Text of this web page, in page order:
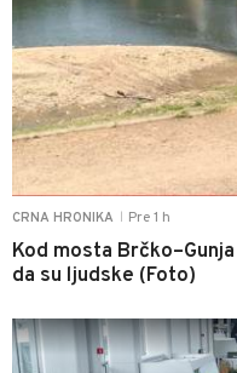
CRNA HRONIKA Pre 1 h
Kod mosta
da su ljudske (Foto)